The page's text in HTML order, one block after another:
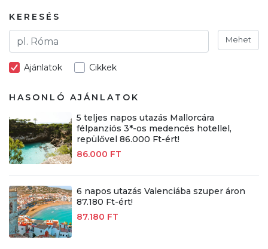
KERESÉS
Mehet
Ajánlatok Cikkek
HASONLÓ AJÁNLATOK
5 teljes napos utazás Mallorcára
félpanziós 3*-os medencés hotellel,
repülővel 86.000 Ft-ért!
86.000 FT
6 napos utazás Valenciába szuper áron
87.180 Ft-ért!
87.180 FT